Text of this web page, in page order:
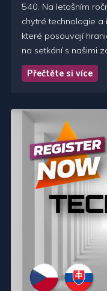
540. Na letošním
chytré technologie a
které posouvají
na setkání s našimi
Přečtěte si více